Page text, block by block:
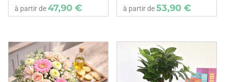
à partir de47,90 € à partir de53,90 €